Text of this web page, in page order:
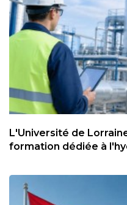
L'Université de
formation dédiée à